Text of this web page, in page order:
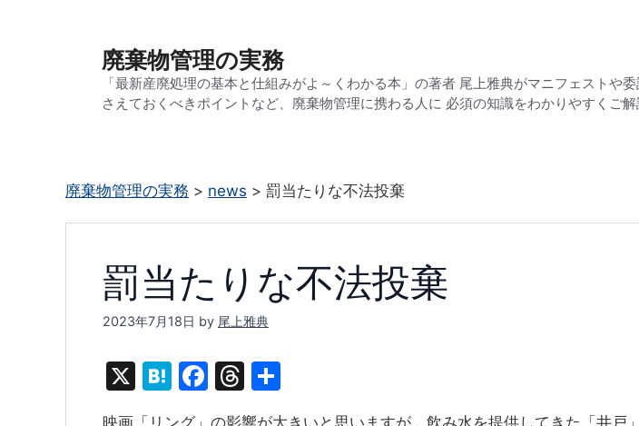
廃棄物管理の実務
「最新産廃処理の基本と仕組みがよ～くわかる本」の著者 尾上雅典がマニフェストや
さえておくべきポイントなど、廃棄物管理に携わる人に 必須の知識をわかりやすくご解
廃棄物管理の実務 > news > 罰当たりな不法投棄
罰当たりな不法投棄
2023年7月18日 by 尾上雅典
X
H
F
T